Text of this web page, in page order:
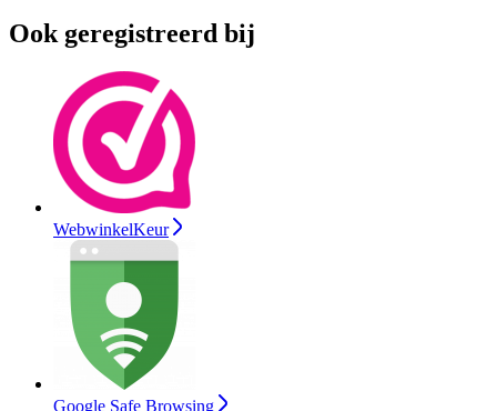
Ook geregistreerd bij
WebwinkelKeur
Google Safe Browsing